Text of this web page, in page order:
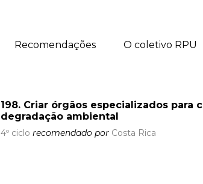
Recomendações O coletivo RPU
198. Criar órgãos especializados
degradação ambiental
4º ciclo recomendado por Costa Rica